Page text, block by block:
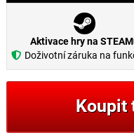
Aktivace hry na
Doživotní záruka na